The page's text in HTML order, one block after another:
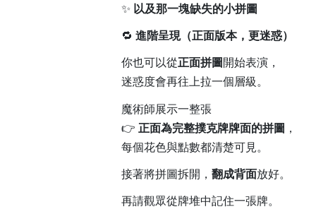
✨ 以及那一塊缺失的小拼圖
🔁 進階呈現（正面版本，更迷惑）
你也可以從正面拼圖開始表演，
迷惑度會再往上拉一個層級。
魔術師展示一整張
👉 正面為完整撲克牌牌面的拼圖 ，
每個花色與點數都清楚可見。
接著將拼圖拆開， 翻成背面放好。
再請觀眾從牌堆中記住一張牌。